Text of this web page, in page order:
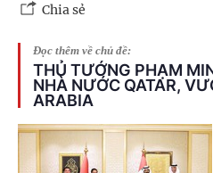
Chia sẻ
Đọc thêm về chủ đề:
THỦ TƯỚNG PHẠM
NHÀ NƯỚC QATAR,
ARABIA